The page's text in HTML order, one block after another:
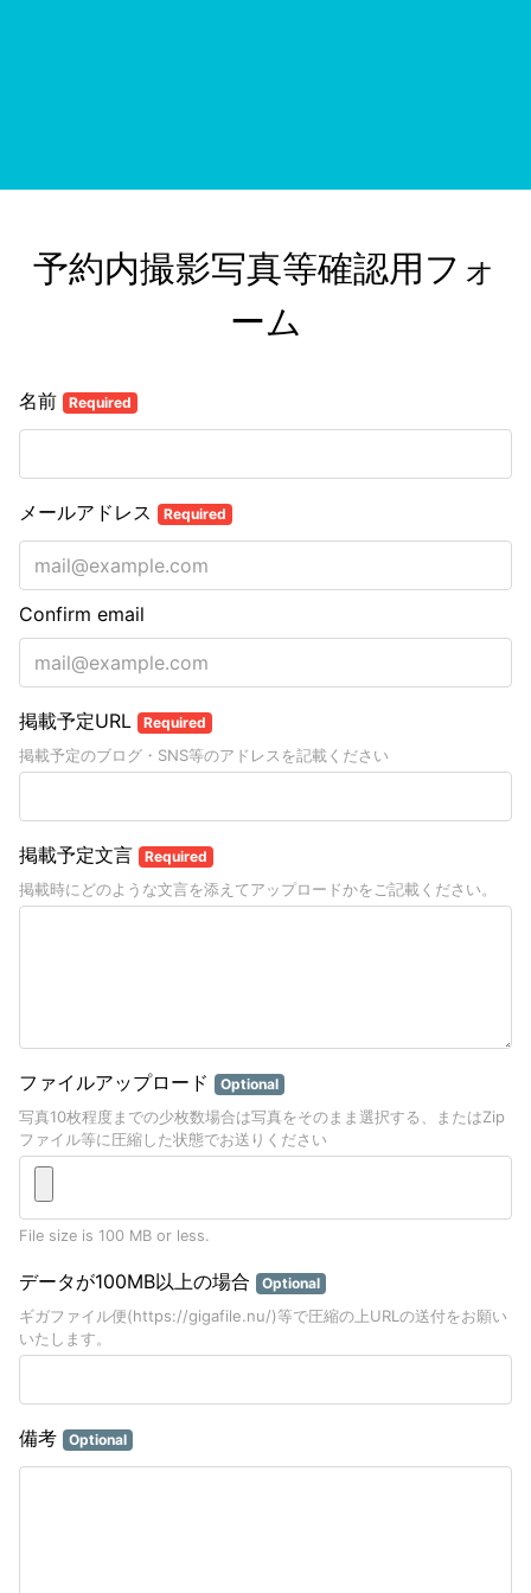
予約内撮影写真等確認用フォ
ーム
名前 Required
メールアドレス Required
Confirm email
掲載予定URL Required
掲載予定のブログ・SNS等のアドレスを記載ください
掲載予定文言 Required
掲載時にどのような文言を添えてアップロードかをご記載ください。
ファイルアップロード Optional
写真10枚程度までの少枚数場合は写真をそのまま選択する、またはZip
ファイル等に圧縮した状態でお送りください
File size is 100 MB or less.
データが100MB以上の場合 Optional
ギガファイル便(https://gigafile.nu/)等で圧縮の上URLの送付をお願い
いたします。
備考 Optional